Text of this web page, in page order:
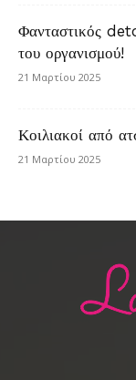
Φανταστικός
του οργανισμού!
21 Μαρτίου 2025
Κοιλιακοί από
21 Μαρτίου 2025